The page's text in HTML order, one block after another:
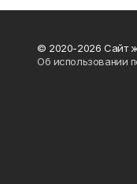
© 2020-2026 Сайт
Об использовании